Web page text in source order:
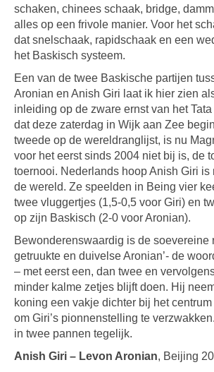
schaken, chinees schaak, bridge,
alles op een frivole manier. Voor het
dat snelschaak, rapidschaak en een
het Baskisch systeem.
Een van de twee Baskische partijen
Aronian en Anish Giri laat ik hier zien
inleiding op de zware ernst van het
dat deze zaterdag in Wijk aan Zee
tweede op de wereldranglijst, is nu
voor het eerst sinds 2004 niet bij is, de
toernooi. Nederlands hoop Anish Giri is
de wereld. Ze speelden in Being vier
twee vluggertjes (1,5-0,5 voor Giri) en
op zijn Baskisch (2-0 voor Aronian).
Bewonderenswaardig is de soevereine
getruukte en duivelse Aronian’- de
– met eerst een, dan twee en
minder kalme zetjes blijft doen. Hij
koning een vakje dichter bij het
om Giri’s pionnenstelling te
in twee pannen tegelijk.
Anish Giri – Levon Aronian, Beijing